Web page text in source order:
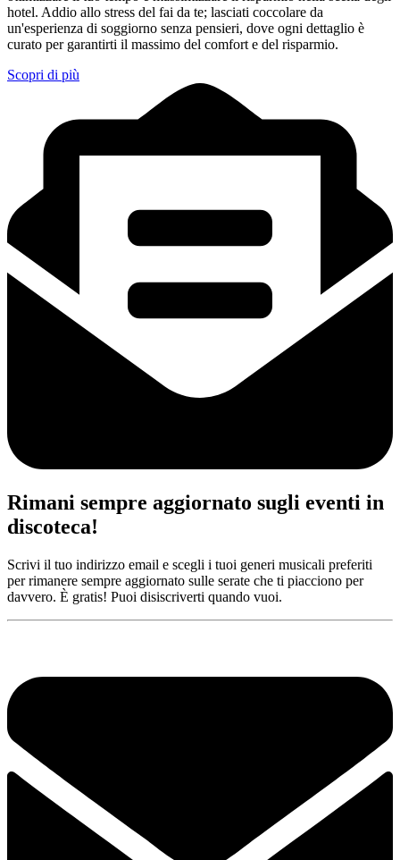
hotel. Addio allo stress del fai da te; lasciati coccolare da
un'esperienza di soggiorno senza pensieri, dove ogni dettaglio è
curato per garantirti il massimo del comfort e del risparmio.
Scopri di più
Rimani sempre aggiornato sugli eventi in
discoteca!
Scrivi il tuo indirizzo email e scegli i tuoi generi musicali preferiti
per rimanere sempre aggiornato sulle serate che ti piacciono per
davvero. È gratis! Puoi disiscriverti quando vuoi.